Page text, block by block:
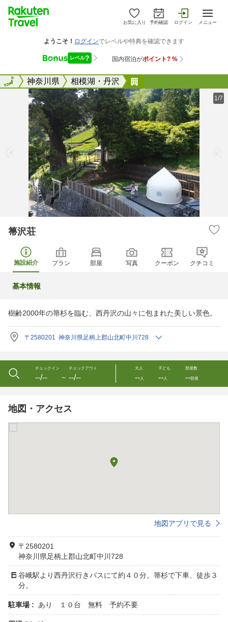
お気に入り 予約確認 ログイン メニュー
全国神奈川県 相模湖・丹沢
全国
1/7
箒沢荘
施設紹介 プラン 部屋 写真 クーポン クチコミ
基本情報
樹齢2000年の箒杉を臨む、西丹沢の山々に包まれた美しい景色。
〒2580201 神奈川県足柄上郡山北町中川728
チェックイン
--/-- 〜
チェックアウト
--/--
大人
--人
子ども
--人
部屋数
--部屋
地図・アクセス
地図アプリで見る
〒2580201
神奈川県足柄上郡山北町中川728
谷峨駅より西丹沢行きバスにて約４０分。箒杉で下車、徒歩３
分。
駐車場 : あり １０台 無料 予約不要